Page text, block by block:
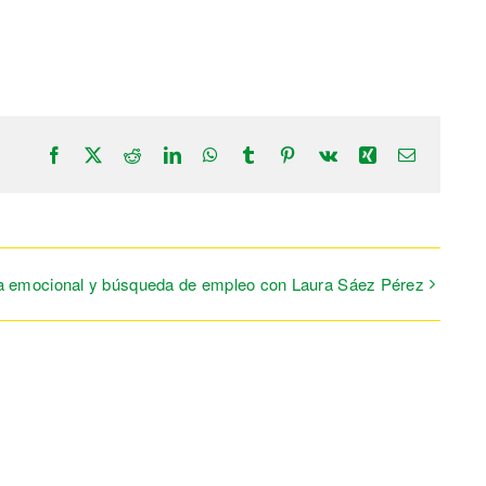
Facebook RedditLinkedInWhatsApp
Tumblr Pinterest
Vk XingCorreo
emocional y búsqueda de empleo con Laura Sáez Pérez